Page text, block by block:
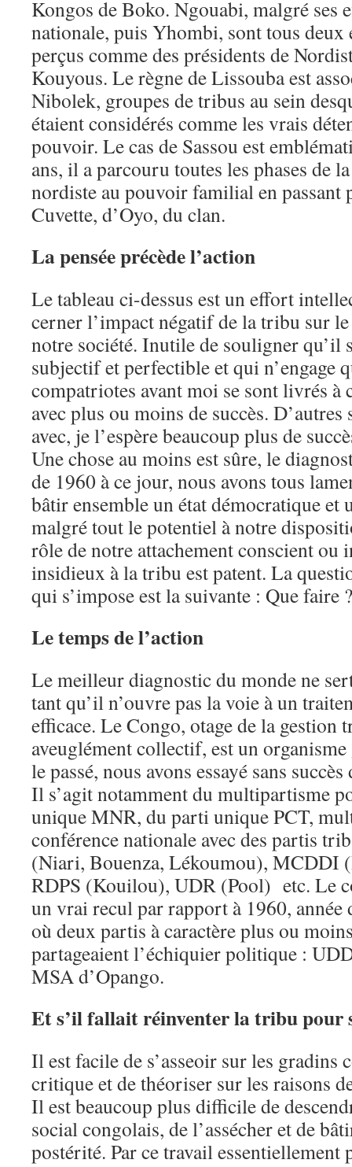
Kongos de Boko. Ngouabi, malgré ses
nationale, puis Yhombi, sont tous deux
perçus comme des présidents de
Kouyous. Le règne de Lissouba est
Nibolek, groupes de tribus au sein
étaient considérés comme les vrais
pouvoir. Le cas de Sassou est
ans, il a parcouru toutes les phases de
nordiste au pouvoir familial en passant
Cuvette, d’Oyo, du clan.
La pensée précède l’action
Le tableau ci-dessus est un effort
cerner l’impact négatif de la tribu sur
notre société. Inutile de souligner qu’il
subjectif et perfectible et qui n’engage
compatriotes avant moi se sont livrés à
avec plus ou moins de succès.
avec, je l’espère beaucoup plus de
Une chose au moins est sûre, le
de 1960 à ce jour, nous avons tous
bâtir ensemble un état démocratique et
malgré tout le potentiel à notre
rôle de notre attachement conscient ou
insidieux à la tribu est patent. La
qui s’impose est la suivante : Que faire ?
Le temps de l’action
Le meilleur diagnostic du monde ne
tant qu’il n’ouvre pas la voie à un
efficace. Le Congo, otage de la gestion
aveuglément collectif, est un
le passé, nous avons essayé sans
Il s’agit notamment du multipartisme
unique MNR, du parti unique PCT,
conférence nationale avec des partis
(Niari, Bouenza, Lékoumou), MCDDI
RDPS (Kouilou), UDR (Pool) etc. Le
un vrai recul par rapport à 1960, année
où deux partis à caractère plus ou
partageaient l’échiquier politique :
MSA d’Opango.
Et s’il fallait réinventer la tribu pour
Il est facile de s’asseoir sur les gradins
critique et de théoriser sur les raisons
Il est beaucoup plus difficile de
social congolais, de l’assécher et de
postérité. Par ce travail essentiellement